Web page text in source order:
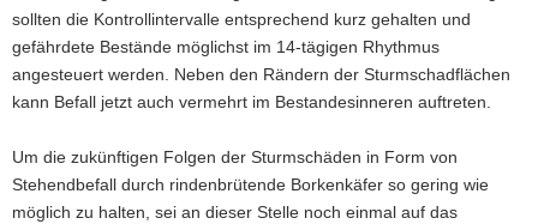
sollten die Kontrollintervalle entsprechend kurz gehalten und
gefährdete Bestände möglichst im 14-tägigen Rhythmus
angesteuert werden. Neben den Rändern der Sturmschadflächen
kann Befall jetzt auch vermehrt im Bestandesinneren auftreten.
Um die zukünftigen Folgen der Sturmschäden in Form von
Stehendbefall durch rindenbrütende Borkenkäfer so gering wie
möglich zu halten, sei an dieser Stelle noch einmal auf das